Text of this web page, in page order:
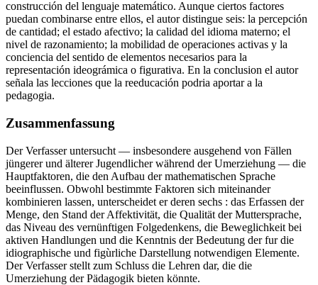
construcción del lenguaje matemático. Aunque ciertos factores
puedan combinarse entre ellos, el autor distingue seis: la percepción
de cantidad; el estado afectivo; la calidad del idioma materno; el
nivel de razonamiento; la mobilidad de operaciones activas y la
conciencia del sentido de elementos necesarios para la
representación ideográmica o figurativa. En la conclusion el autor
señala las lecciones que la reeducación podria aportar a la
pedagogia.
Zusammenfassung
Der Verfasser untersucht — insbesondere ausgehend von Fällen
jüngerer und älterer Jugendlicher während der Umerziehung — die
Hauptfaktoren, die den Aufbau der mathematischen Sprache
beeinflussen. Obwohl bestimmte Faktoren sich miteinander
kombinieren lassen, unterscheidet er deren sechs : das Erfassen der
Menge, den Stand der Affektivität, die Qualität der Muttersprache,
das Niveau des vernünftigen Folgedenkens, die Beweglichkeit bei
aktiven Handlungen und die Kenntnis der Bedeutung der fur die
idiographische und figùrliche Darstellung notwendigen Elemente.
Der Verfasser stellt zum Schluss die Lehren dar, die die
Umerziehung der Pädagogik bieten könnte.